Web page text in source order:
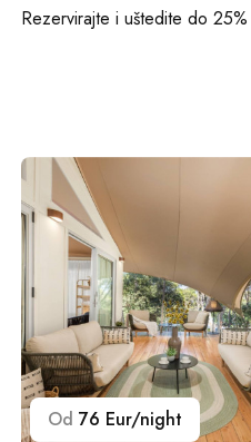
Rezervirajte i uštedite do 25%
Od 76 Eur/night